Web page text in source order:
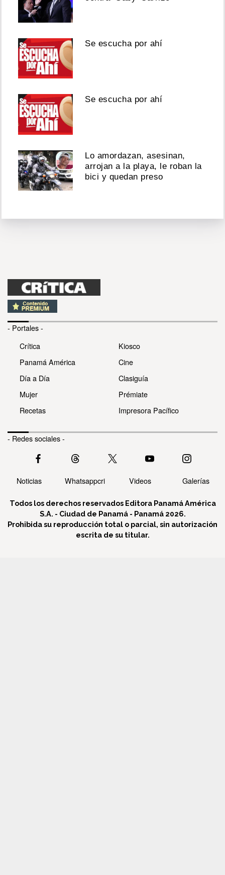
Se escucha por ahí
Se escucha por ahí
Lo amordazan, asesinan,
arrojan a la playa, le roban la
bici y quedan preso
- Portales -
Crítica
Panamá América
Día a Día
Mujer
Recetas
Kiosco
Cine
Clasiguía
Prémiate
Impresora Pacífico
- Redes sociales -
Noticias Whatsappcri Videos Galerías
Todos los derechos reservados Editora Panamá América
S.A. - Ciudad de Panamá - Panamá 2026.
Prohibida su reproducción total o parcial, sin autorización
escrita de su titular.